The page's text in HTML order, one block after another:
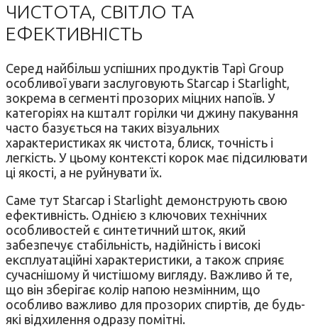
ЧИСТОТА, СВІТЛО ТА
ЕФЕКТИВНІСТЬ
Серед найбільш успішних продуктів Tapì Group
особливої уваги заслуговують Starcap і Starlight,
зокрема в сегменті прозорих міцних напоїв. У
категоріях на кшталт горілки чи джину пакування
часто базується на таких візуальних
характеристиках як чистота, блиск, точність і
легкість. У цьому контексті корок має підсилювати
ці якості, а не руйнувати їх.
Саме тут Starcap і Starlight демонструють свою
ефективність. Однією з ключових технічних
особливостей є синтетичний шток, який
забезпечує стабільність, надійність і високі
експлуатаційні характеристики, а також сприяє
сучаснішому й чистішому вигляду. Важливо й те,
що він зберігає колір напою незмінним, що
особливо важливо для прозорих спиртів, де будь-
які відхилення одразу помітні.